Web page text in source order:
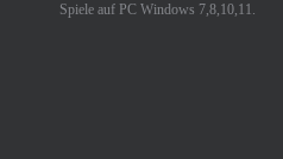
Spiele auf PC Windows 7,8,10,11.